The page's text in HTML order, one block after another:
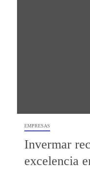
EMPRESAS
Invermar
excelencia